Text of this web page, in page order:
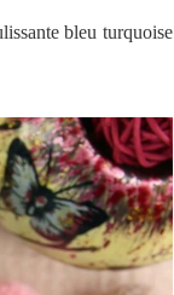
bleu turquoise